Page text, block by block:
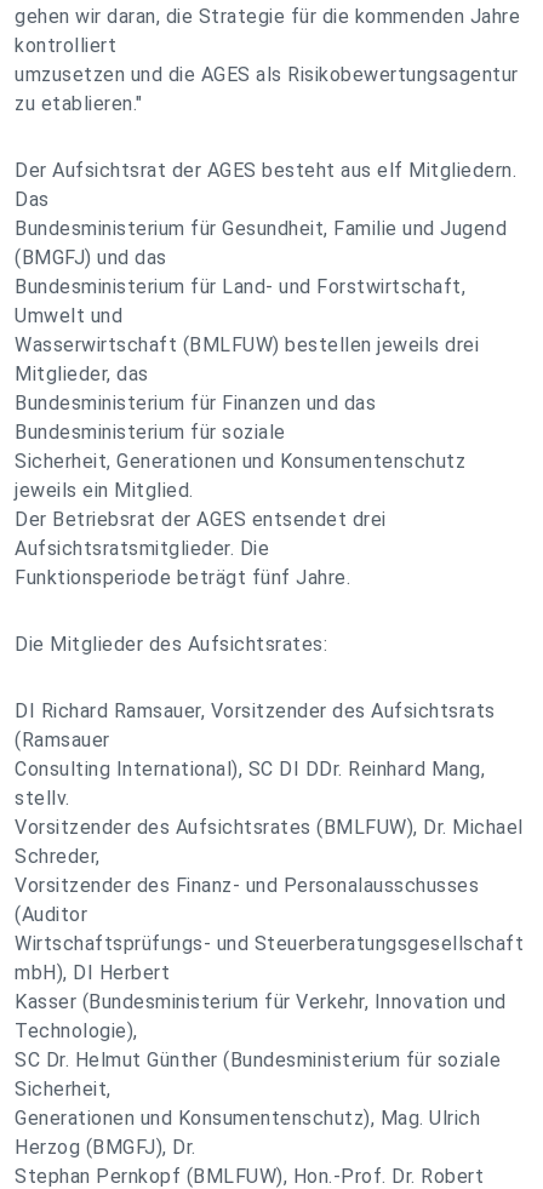
gehen wir daran, die Strategie für die kommenden Jahre
kontrolliert
umzusetzen und die AGES als Risikobewertungsagentur
zu etablieren."
Der Aufsichtsrat der AGES besteht aus elf Mitgliedern.
Das
Bundesministerium für Gesundheit, Familie und Jugend
(BMGFJ) und das
Bundesministerium für Land- und Forstwirtschaft,
Umwelt und
Wasserwirtschaft (BMLFUW) bestellen jeweils drei
Mitglieder, das
Bundesministerium für Finanzen und das
Bundesministerium für soziale
Sicherheit, Generationen und Konsumentenschutz
jeweils ein Mitglied.
Der Betriebsrat der AGES entsendet drei
Aufsichtsratsmitglieder. Die
Funktionsperiode beträgt fünf Jahre.
Die Mitglieder des Aufsichtsrates:
DI Richard Ramsauer, Vorsitzender des Aufsichtsrats
(Ramsauer
Consulting International), SC DI DDr. Reinhard Mang,
stellv.
Vorsitzender des Aufsichtsrates (BMLFUW), Dr. Michael
Schreder,
Vorsitzender des Finanz- und Personalausschusses
(Auditor
Wirtschaftsprüfungs- und Steuerberatungsgesellschaft
mbH), DI Herbert
Kasser (Bundesministerium für Verkehr, Innovation und
Technologie),
SC Dr. Helmut Günther (Bundesministerium für soziale
Sicherheit,
Generationen und Konsumentenschutz), Mag. Ulrich
Herzog (BMGFJ), Dr.
Stephan Pernkopf (BMLFUW), Hon.-Prof. Dr. Robert